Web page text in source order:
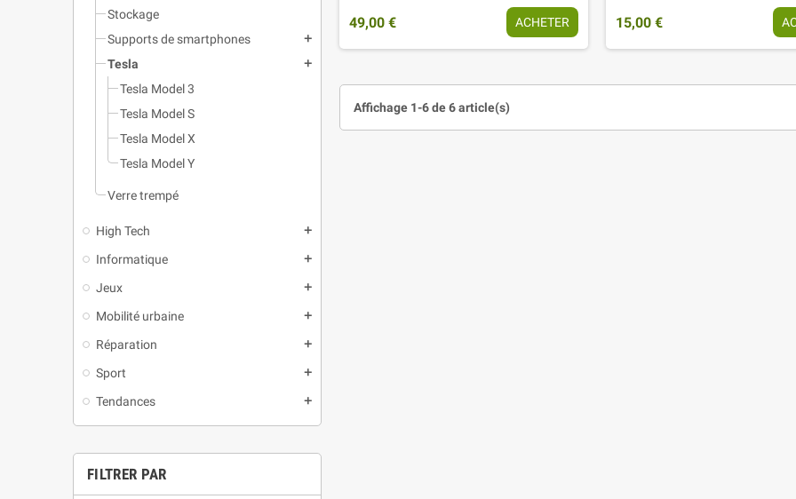
Stockage
Supports de smartphones
add
Tesla add
Tesla Model 3
Tesla Model S
Tesla Model X
Tesla Model Y
Verre trempé
High Tech add
Informatique add
Jeux add
Mobilité urbaine add
Réparation add
Sport add
Tendances add
FILTRER PAR
49,00 € ACHETER 15,00 €
Affichage 1-6 de 6 article(s)